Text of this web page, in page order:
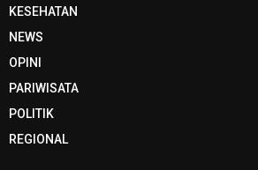
KESEHATAN
NEWS
OPINI
PARIWISATA
POLITIK
REGIONAL